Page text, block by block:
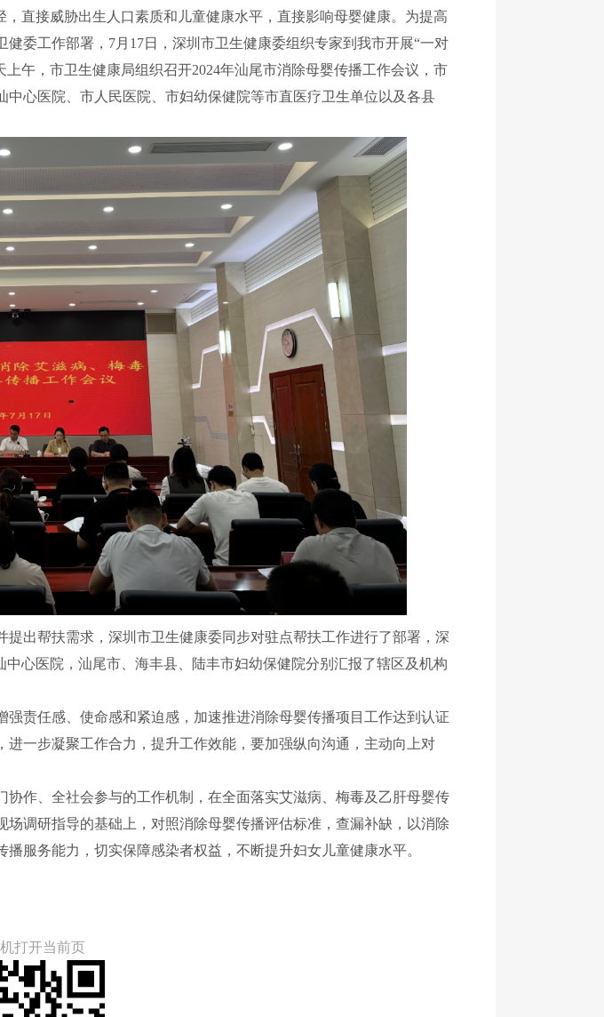
接威胁出生人口素质和儿童健康水平，直接影响母婴健康。为提高
委工作部署，7月17日，深圳市卫生健康委组织专家到我市开展“一对
午，市卫生健康局组织召开2024年汕尾市消除母婴传播工作会议，市
心医院、市人民医院、市妇幼保健院等市直医疗卫生单位以及各县
帮扶需求，深圳市卫生健康委同步对驻点帮扶工作进行了部署，深
心医院，汕尾市、海丰县、陆丰市妇幼保健院分别汇报了辖区及机构
任感、使命感和紧迫感，加速推进消除母婴传播项目工作达到认证
一步凝聚工作合力，提升工作效能，要加强纵向沟通，主动向上对
、全社会参与的工作机制，在全面落实艾滋病、梅毒及乙肝母婴传
调研指导的基础上，对照消除母婴传播评估标准，查漏补缺，以消除
服务能力，切实保障感染者权益，不断提升妇女儿童健康水平。
打开当前页